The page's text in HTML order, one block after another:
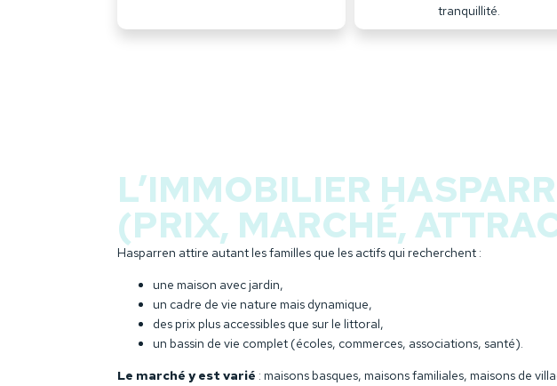
tranquillité.
L’IMMOBILIER
(PRIX, MARCHÉ,
Hasparren attire autant les familles que les actifs qui recherchent :
une maison avec jardin,
un cadre de vie nature mais dynamique,
des prix plus accessibles que sur le littoral,
un bassin de vie complet (écoles, commerces, associations, santé).
Le marché y est varié : maisons basques, maisons familiales, maisons de